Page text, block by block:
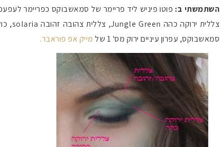
השתמשתי ב: פו
צללית ירוקה כהה Jungle Green, צללית צהובה זהובה solaria, כולן של
סמאשבוקס, עפרון עיניים ירוק מס' 1 של
מייק אפ פוראבר.